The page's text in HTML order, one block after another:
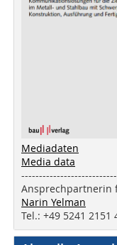
Mediadaten
Media data
Ansprechpartnerin
Narin Yelman
Tel.: +49 5241 2151